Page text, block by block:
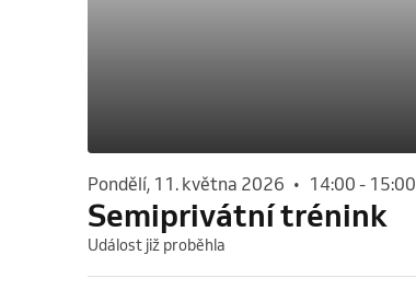
pondělí, 11. května 2026 • 14:00 - 15:00
Semiprivátní trénink
Událost již proběhla